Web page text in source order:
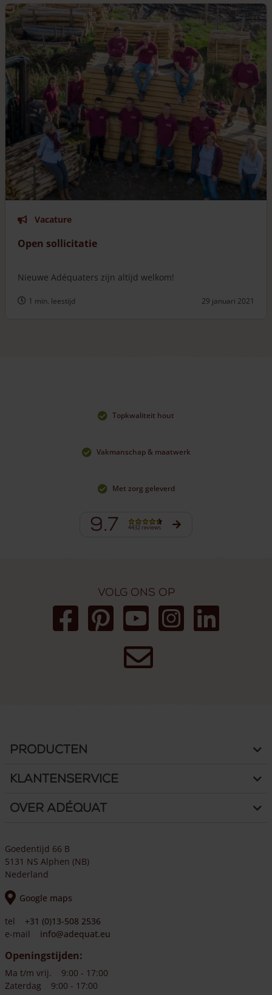
Vacature
Open sollicitatie
Nieuwe Adéquaters zijn altijd welkom!
1 min. leestijd 29 januari 2021
Topkwaliteit hout
Vakmanschap & maatwerk
Met zorg geleverd
9.7 4432 reviews
Volg ons op
Producten
Klantenservice
Over Adéquat
Goedentijd 66 B
5131 NS Alphen (NB)
Nederland
Google maps
tel
+31 (0)13-508 2536
e-mail
info@adequat.eu
Openingstijden:
Ma t/m vrij.
9:00 - 17:00
Zaterdag
9:00 - 17:00